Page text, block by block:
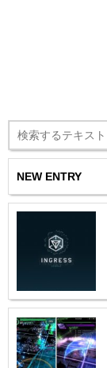
NEW ENTRY